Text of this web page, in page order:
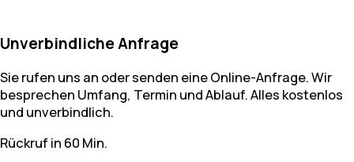
Unverbindliche Anfrage
Sie rufen uns an oder senden eine Online-Anfrage. Wir
besprechen Umfang, Termin und Ablauf. Alles kostenlos
und unverbindlich.
Rückruf in 60 Min.